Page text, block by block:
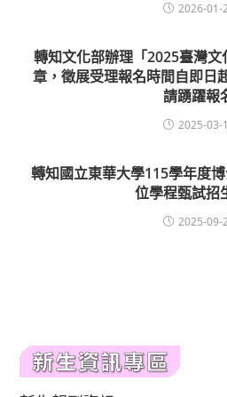
2026-01-
轉知文化部辦理「2025臺灣
章，徵展受理報名時間自即日
請踴躍報
2025-03-
轉知國立東華大學115學年度
位學程甄試招
2025-09-